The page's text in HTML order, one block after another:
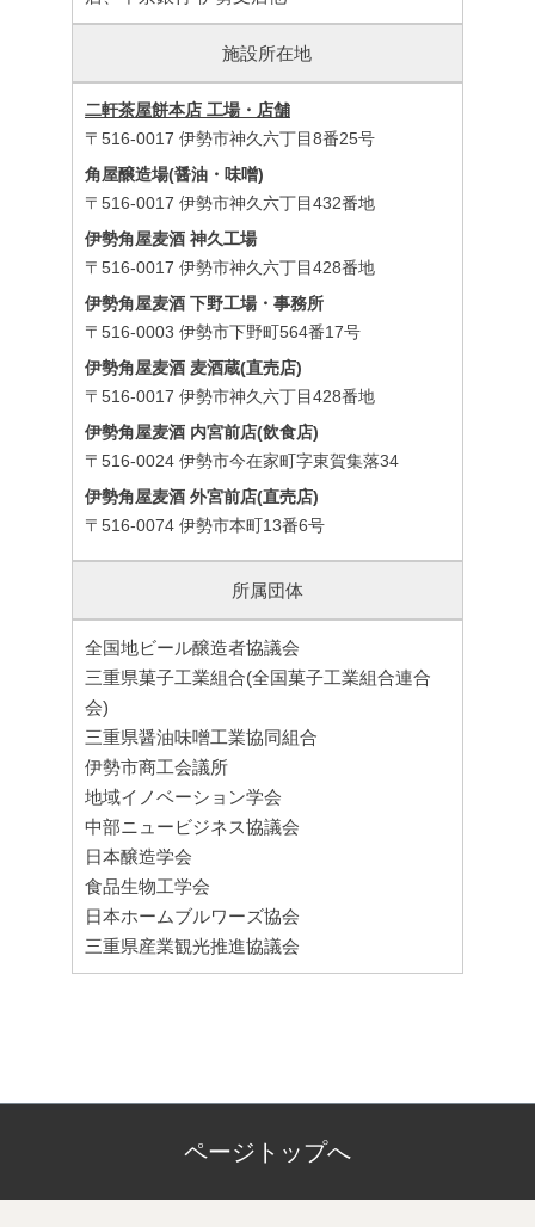
施設所在地
二軒茶屋餅本店 工場・店舗
〒516-0017 伊勢市神久六丁目8番25号
角屋醸造場(醤油・味噌)
〒516-0017 伊勢市神久六丁目432番地
伊勢角屋麦酒 神久工場
〒516-0017 伊勢市神久六丁目428番地
伊勢角屋麦酒 下野工場・事務所
〒516-0003 伊勢市下野町564番17号
伊勢角屋麦酒 麦酒蔵(直売店)
〒516-0017 伊勢市神久六丁目428番地
伊勢角屋麦酒 内宮前店(飲食店)
〒516-0024 伊勢市今在家町字東賀集落34
伊勢角屋麦酒 外宮前店(直売店)
〒516-0074 伊勢市本町13番6号
所属団体
全国地ビール醸造者協議会
三重県菓子工業組合(全国菓子工業組合連合
会)
三重県醤油味噌工業協同組合
伊勢市商工会議所
地域イノベーション学会
中部ニュービジネス協議会
日本醸造学会
食品生物工学会
日本ホームブルワーズ協会
三重県産業観光推進協議会
ページトップへ